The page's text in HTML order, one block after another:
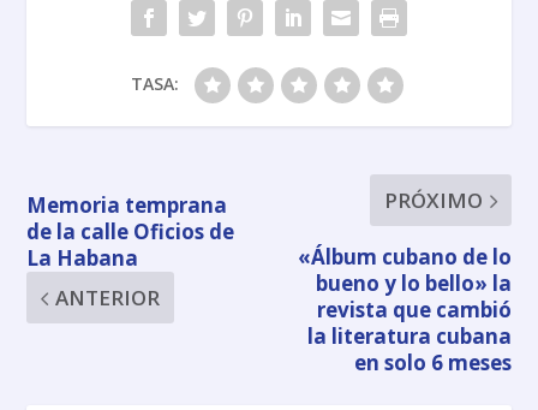
TASA:
Memoria temprana
de la calle Oficios de
La Habana
ANTERIOR
PRÓXIMO
«Álbum cubano de lo
bueno y lo bello» la
revista que cambió
la literatura cubana
en solo 6 meses